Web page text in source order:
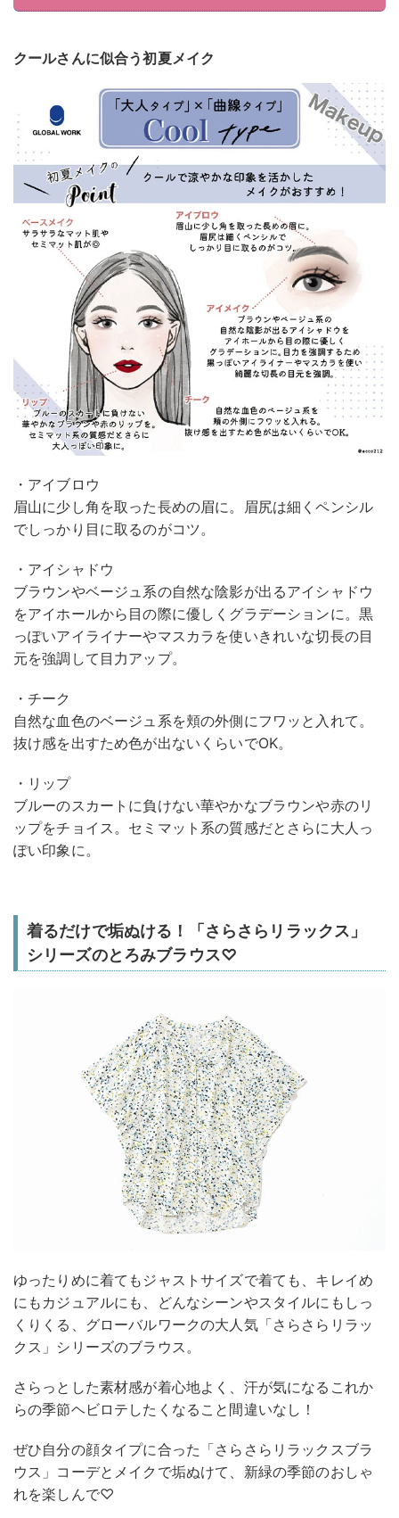
クールさんに似合う初夏メイク
・アイブロウ
眉山に少し角を取った長めの眉に。眉尻は細くペンシル
でしっかり目に取るのがコツ。
・アイシャドウ
ブラウンやベージュ系の自然な陰影が出るアイシャドウ
をアイホールから目の際に優しくグラデーションに。黒
っぽいアイライナーやマスカラを使いきれいな切長の目
元を強調して目力アップ。
・チーク
自然な血色のベージュ系を頬の外側にフワッと入れて。
抜け感を出すため色が出ないくらいでOK。
・リップ
ブルーのスカートに負けない華やかなブラウンや赤のリ
ップをチョイス。セミマット系の質感だとさらに大人っ
ぽい印象に。
着るだけで垢ぬける！「さらさらリラックス」
シリーズのとろみブラウス♡
ゆったりめに着てもジャストサイズで着ても、キレイめ
にもカジュアルにも、どんなシーンやスタイルにもしっ
くりくる、グローバルワークの大人気「さらさらリラッ
クス」シリーズのブラウス。
さらっとした素材感が着心地よく、汗が気になるこれか
らの季節ヘビロテしたくなること間違いなし！
ぜひ自分の顔タイプに合った「さらさらリラックスブラ
ウス」コーデとメイクで垢ぬけて、新緑の季節のおしゃ
れを楽しんで♡